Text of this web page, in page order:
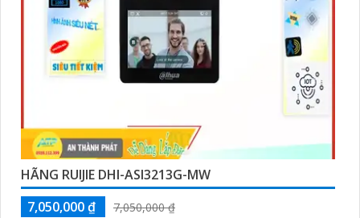
HÃNG RUIJIE DHI-ASI3213G-MW
7,050,000 ₫
7,050,000 ₫